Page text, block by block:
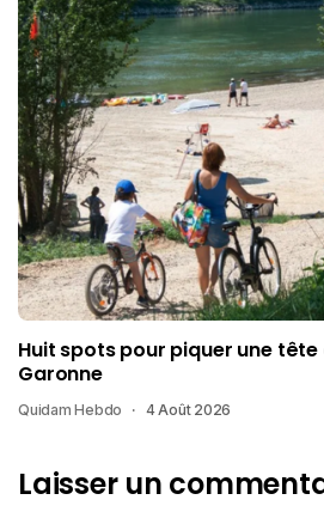
Huit spots pour piquer une
Garonne
Quidam Hebdo 4 Août 2026
Laisser un